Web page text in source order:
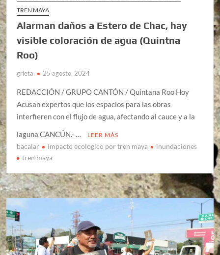
TREN MAYA
Alarman daños a Estero de Chac, hay
visible coloración de agua (Quintna
Roo)
grieta 25 agosto, 2024
REDACCIÓN / GRUPO CANTÓN / Quintana Roo Hoy
Acusan expertos que los espacios para las obras
interfieren con el flujo de agua, afectando al cauce y a la
laguna CANCÚN.- …
LEER MÁS
bacalar impacto ecologico por tren maya
inundaciones
tren maya